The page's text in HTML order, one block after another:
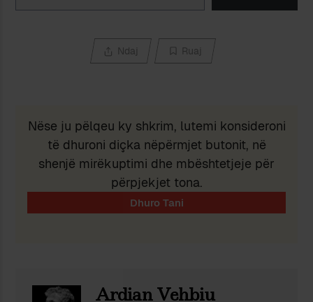
Ndaj Ruaj
Nëse ju pëlqeu ky shkrim, lutemi konsideroni
të dhuroni diçka nëpërmjet butonit, në
shenjë mirëkuptimi dhe mbështetjeje për
përpjekjet tona.
Ardian Vehbiu